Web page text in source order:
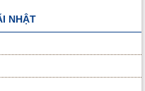
NHẬT